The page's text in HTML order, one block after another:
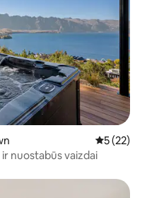
Vidutinis
5 (22)
ir nuostabūs vaizdai